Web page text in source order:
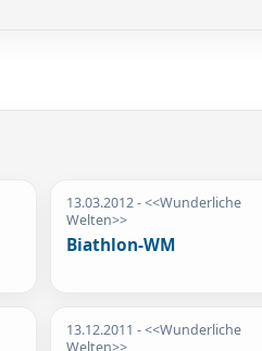
13.03.2012- <<Wunderliche
Welten>>
Biathlon-WM
13.12.2011 - <<Wunderliche
Welten>>